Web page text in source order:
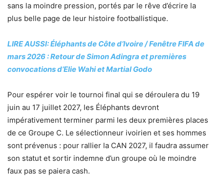
sans la moindre pression, portés par le rêve d’écrire la
plus belle page de leur histoire footballistique.
LIRE AUSSI: Éléphants de Côte d’Ivoire / Fenêtre FIFA de
mars 2026 : Retour de Simon Adingra et premières
convocations d’Elie Wahi et Martial Godo
Pour espérer voir le tournoi final qui se déroulera du 19
juin au 17 juillet 2027, les Éléphants devront
impérativement terminer parmi les deux premières places
de ce Groupe C. Le sélectionneur ivoirien et ses hommes
sont prévenus : pour rallier la CAN 2027, il faudra assumer
son statut et sortir indemne d’un groupe où le moindre
faux pas se paiera cash.